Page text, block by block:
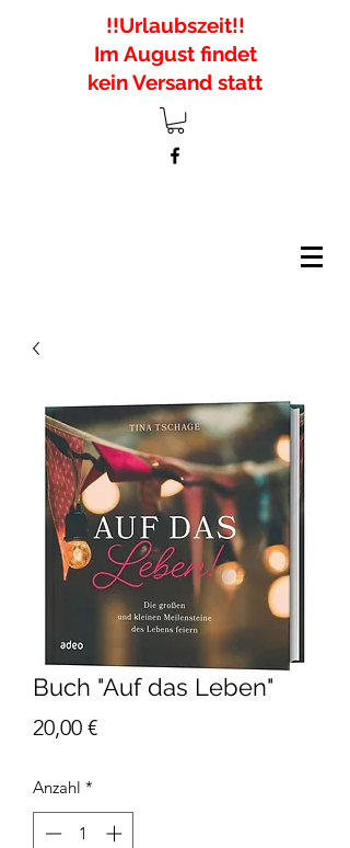
!!Urlaubszeit!!
Im August findet
kein Versand statt
Buch "Auf das Leben"
20,00 €Preis
Anzahl *